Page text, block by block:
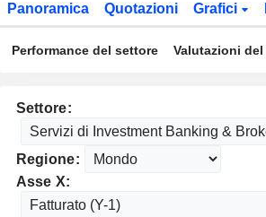
Panoramica Quotazioni Grafici
Performance del settore Valutazioni
Settore:
Regione:
Asse X: